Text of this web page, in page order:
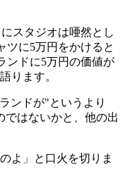
スタジオは唖然とし
ツに5万円をかけると
ンドに5万円の価値が
ります。
ンドが"というより
ではないかと、他の出
よ」と口火を切りま